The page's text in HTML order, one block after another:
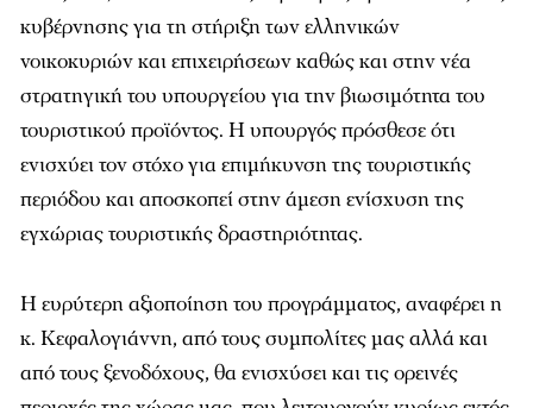
κυβέρνησης για τη στήριξη των ελληνικών
νοικοκυριών και επιχειρήσεων καθώς και στην νέα
στρατηγική του υπουργείου για την βιωσιμότητα του
τουριστικού προϊόντος. Η υπουργός πρόσθεσε ότι
ενισχύει τον στόχο για επιμήκυνση της τουριστικής
περιόδου και αποσκοπεί στην άμεση ενίσχυση της
εγχώριας τουριστικής δραστηριότητας.
Η ευρύτερη αξιοποίηση του προγράμματος, αναφέρει η
κ. Κεφαλογιάννη, από τους συμπολίτες μας αλλά και
από τους ξενοδόχους, θα ενισχύσει και τις ορεινές